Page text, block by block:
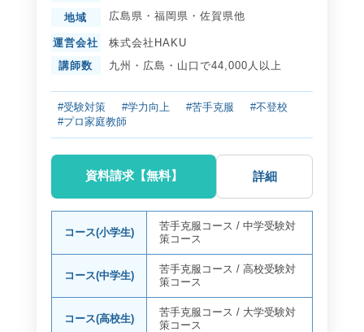
地域 広島県 ・ 福岡県 ・ 佐賀県他
運営会社
株式会社HAKU
講師数
九州・広島・山口で44,000人以上
#受験対策 #学力向上 #苦手克服
#不登校
#プロ家庭教師
資料請求【無料】 詳細
コース(小学生)
苦手克服コース /中学受験対
策コース
コース(中学生)
苦手克服コース /高校受験対
策コース
コース(高校生)
苦手克服コース /大学受験対
策コース